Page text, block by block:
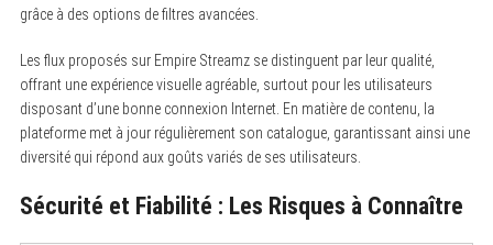
grâce à des options de filtres avancées.
Les flux proposés sur Empire Streamz se distinguent par leur qualité,
offrant une expérience visuelle agréable, surtout pour les utilisateurs
disposant d’une bonne connexion Internet. En matière de contenu, la
plateforme met à jour régulièrement son catalogue, garantissant ainsi une
diversité qui répond aux goûts variés de ses utilisateurs.
Sécurité et Fiabilité : Les Risques à Connaître